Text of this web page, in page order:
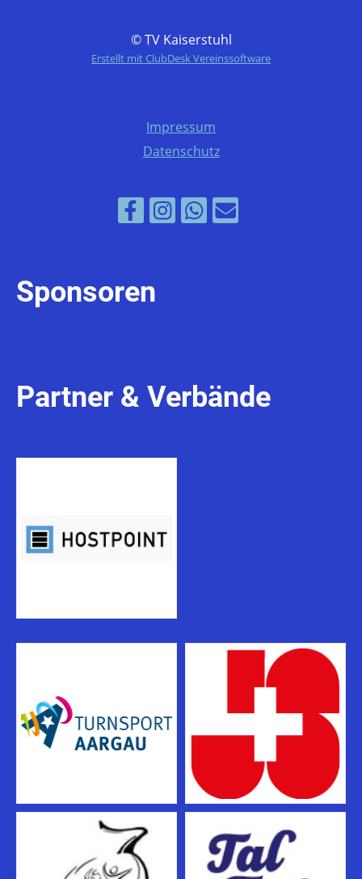
© TV Kaiserstuhl
Erstellt mit ClubDesk Vereinssoftware
Impressum
Datenschutz
Sponsoren
Partner & Verbände